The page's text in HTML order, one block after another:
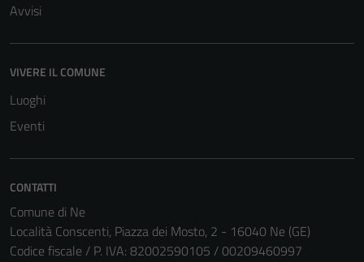
Avvisi
VIVERE IL COMUNE
Luoghi
Eventi
CONTATTI
Comune di Ne
Località Conscenti, Piazza dei Mosto, 2 - 16040 Ne (GE)
Codice fiscale / P. IVA: 82002590105 / 00209460997